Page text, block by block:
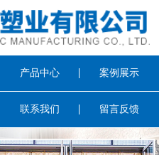
产品中心 案例展示
联系我们 留言反馈